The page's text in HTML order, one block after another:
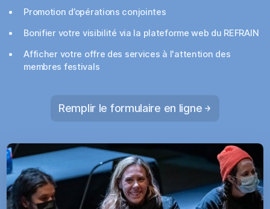
Promotion d’opérations conjointes
Bonifier votre visibilité via la plateforme web du REFRAIN
Afficher votre offre des services à l'attention des
membres festivals
Remplir le formulaire en ligne